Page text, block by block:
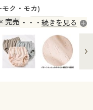
ク・モカ)
完売
LL × 完売
続きを見る